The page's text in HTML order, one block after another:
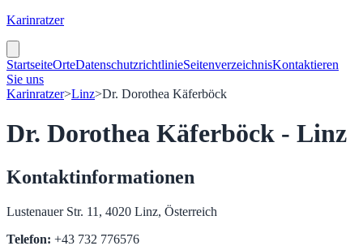
Karinratzer
StartseiteOrteDatenschutzrichtlinieSeitenverzeichnisKontaktieren
Sie uns
Karinratzer>Linz>Dr. Dorothea Käferböck
Dr. Dorothea Käferböck - Linz
Kontaktinformationen
Lustenauer Str. 11, 4020 Linz, Österreich
Telefon: +43 732 776576